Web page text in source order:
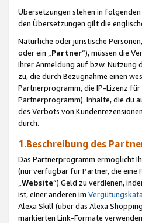
Übersetzungen stehen in
den Übersetzungen gilt die
Natürliche oder juristische
oder ein „Partner“), müssen die
Ihrer Anmeldung auf bzw. Nutzung
zu, die durch Bezugnahme einen
Partnerprogramm, die IP-Lizenz
Partnerprogramm). Inhalte, die du
des Verbots von
durch.
1.Beschreibung des
Das Partnerprogramm ermöglicht
(nur verfügbar für Partner, die eine
Website“) Geld zu verdienen,
ist, einer anderen im
Alexa Skill (über das Alexa
markierten Link-Formate verwenden